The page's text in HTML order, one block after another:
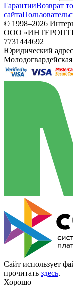
ГарантииВозврат
сайта
© 1998–2026
ООО
7731444692
Юридический
Сайт использует
прочитать здесь.
Хорошо